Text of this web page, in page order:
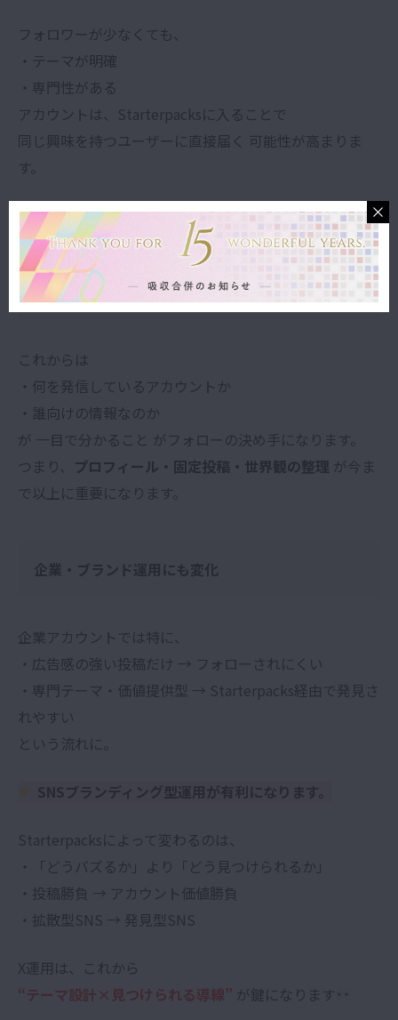
フォロワーが少なくても、
・テーマが明確
・専門性がある
アカウントは、Starterpacksに入ることで
同じ興味を持つユーザーに直接届く 可能性が高まりま
す。
大量拡散より「適切な人に届く」設計へ。
投稿単発より「アカウント設計」が重要に
これからは
・何を発信しているアカウントか
・誰向けの情報なのか
が 一目で分かること がフォローの決め手になります。
つまり、 プロフィール・固定投稿・世界観の整理 が今ま
で以上に重要になります。
企業・ブランド運用にも変化
企業アカウントでは特に、
・広告感の強い投稿だけ → フォローされにくい
・専門テーマ・価値提供型 → Starterpacks経由で発見さ
れやすい
という流れに。
SNSブランディング型運用が有利になります。
Starterpacksによって変わるのは、
・「どうバズるか」より「どう見つけられるか」
・投稿勝負 → アカウント価値勝負
・拡散型SNS → 発見型SNS
X運用は、これから
“テーマ設計×見つけられる導線” が鍵になります